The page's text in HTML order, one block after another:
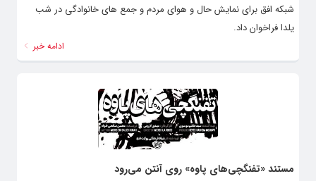
شبکه افق برای نمایش حال و هوای مردم و جمع های خانوادگی در شب
یلدا فراخوان داد.
ادامه خبر
مستند «تفنگچی‌های پاوه» روی آنتن می‌رود